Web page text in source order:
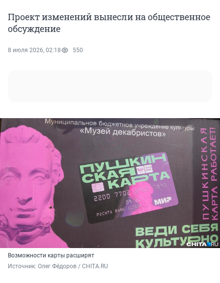
Проект изменений вынесли на общественное
обсуждение
8 июля 2026, 02:18 550
Возможности карты расширят
Источник: Олег Фёдоров / CHITA.RU